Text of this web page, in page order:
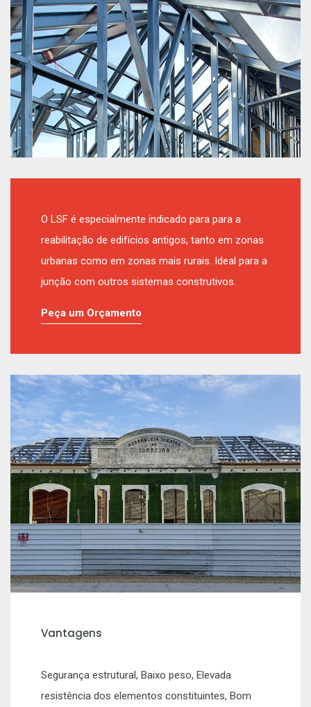
O LSF é especialmente indicado para para a
reabilitação de edifícios antigos, tanto em zonas
urbanas como em zonas mais rurais. Ideal para a
junção com outros sistemas construtivos.
Peça um Orçamento
Vantagens
Segurança estrutural, Baixo peso, Elevada
resistência dos elementos constituintes, Bom